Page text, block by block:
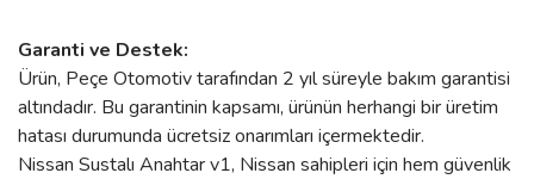
Garanti ve Destek:
Ürün, Peçe Otomotiv tarafından 2 yıl süreyle bakım garantisi
altındadır. Bu garantinin kapsamı, ürünün herhangi bir üretim
hatası durumunda ücretsiz onarımları içermektedir.
Nissan Sustalı Anahtar v1, Nissan sahipleri için hem güvenlik